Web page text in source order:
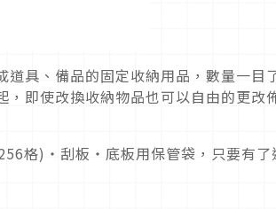
具、備品的固定收納用品，數量一目
即使改換收納物品也可以自由的更改
格)・刮板・底板用保管袋，只要有了